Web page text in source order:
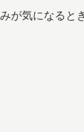
が気になると